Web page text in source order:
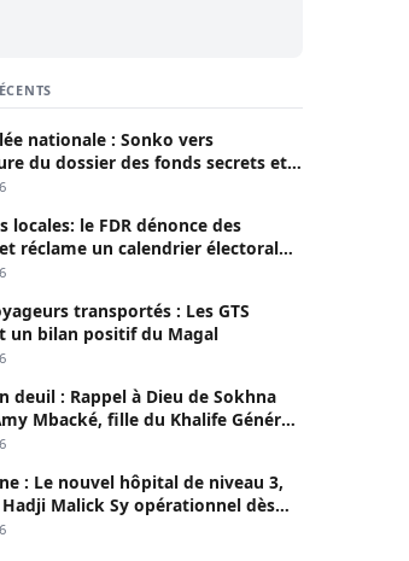
nationale : Sonko vers
du dossier des fonds secrets et
de patrimoine
locales: le FDR dénonce des
réclame un calendrier électoral
transportés : Les GTS
un bilan positif du Magal
deuil : Rappel à Dieu de Sokhna
Mbacké, fille du Khalife Général
: Le nouvel hôpital de niveau 3,
Hadji Malick Sy opérationnel dès